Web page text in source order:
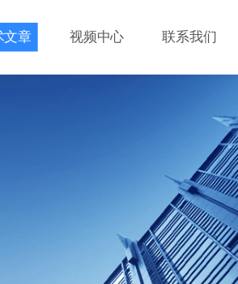
文章 视频中心 联系我们